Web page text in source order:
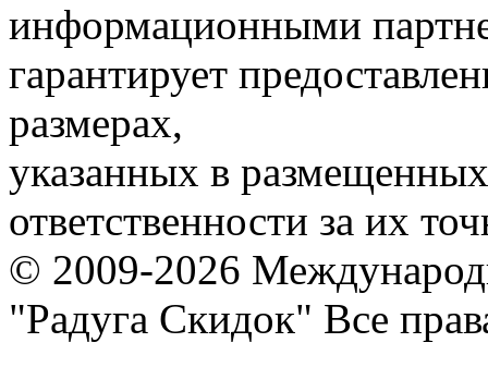
информационными
гарантирует
размерах,
указанных в
ответственности за их
© 2009-2026
"Радуга Скидок" Все